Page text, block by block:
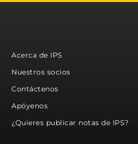
Acerca de IPS
Nuestros socios
Contáctenos
Apóyenos
¿Quieres publicar notas de IPS?